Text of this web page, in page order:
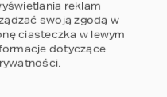
reklam
swoją zgodą w
ciasteczka w lewym
dotyczące
.